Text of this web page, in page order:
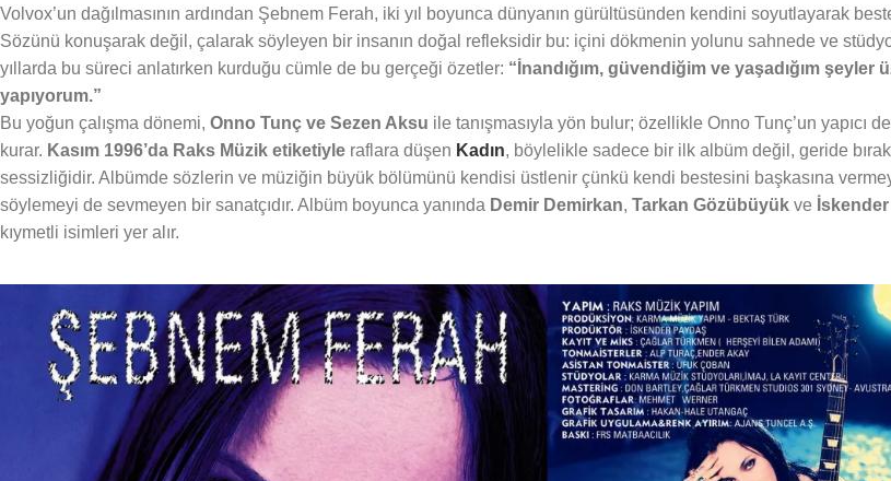
Volvox’un dağılmasının ardından Şebnem Ferah, iki yıl boyunca dünyanın gürültüsünden kendini soyutlayarak
Sözünü konuşarak değil, çalarak söyleyen bir insanın doğal refleksidir bu: içini dökmenin yolunu sahnede ve
yıllarda bu süreci anlatırken kurduğu cümle de bu gerçeği özetler: “İnandığım, güvendiğim ve yaşadığım şeyler
yapıyorum.”
Bu yoğun çalışma dönemi, Onno Tunç ve Sezen Aksu ile tanışmasıyla yön bulur; özellikle Onno Tunç’un yapıcı
kurar. Kasım 1996’da Raks Müzik etiketiyle raflara düşen Kadın, böylelikle sadece bir ilk albüm değil, geride
sessizliğidir. Albümde sözlerin ve müziğin büyük bölümünü kendisi üstlenir çünkü kendi bestesini başkasına vermeyi
söylemeyi de sevmeyen bir sanatçıdır. Albüm boyunca yanında Demir Demirkan, Tarkan Gözübüyük ve
kıymetli isimleri yer alır.